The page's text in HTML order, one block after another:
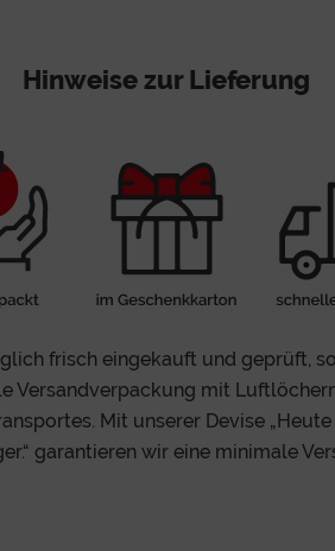
Hinweise zur Lieferung
frisch eingekauft und geprüft,
Versandverpackung mit
Mit unserer Devise
garantieren wir eine minimale